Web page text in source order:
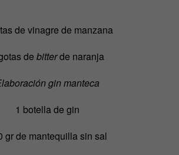
de vinagre de manzana
de bitterde naranja
gin manteca
1 botella de gin
gr de mantequilla sin sal